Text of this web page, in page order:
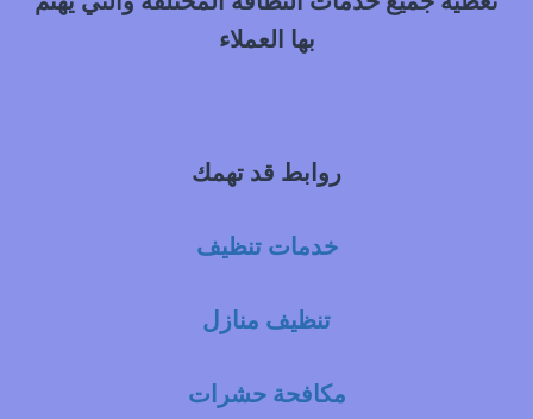
بها العملاء
روابط قد تهمك
خدمات تنظيف
تنظيف منازل
مكافحة حشرات